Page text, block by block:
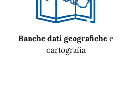
Banche dati geografiche e
cartografia